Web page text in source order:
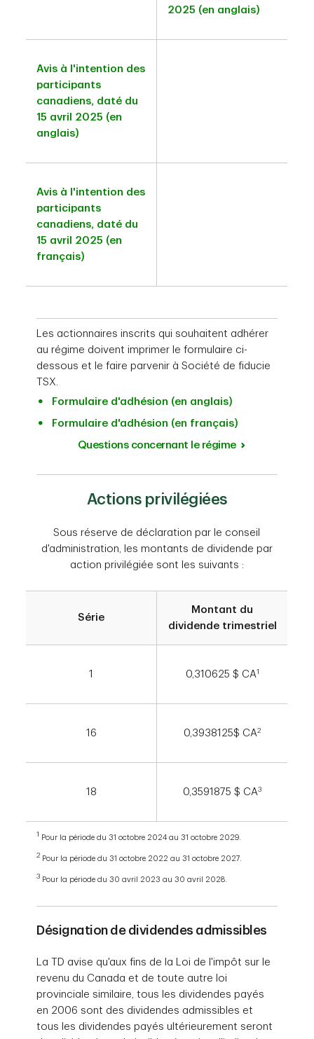
2025 (en anglais)
Avis à l'intention des
participants
canadiens, daté du
15 avril 2025 (en
anglais)
Avis à l'intention des
participants
canadiens, daté du
15 avril 2025 (en
français)
Les actionnaires inscrits qui souhaitent adhérer
au régime doivent imprimer le formulaire ci-
dessous et le faire parvenir à Société de fiducie
TSX.
Formulaire d'adhésion (en anglais)
Formulaire d'adhésion (en français)
Questions concernant le régime
Actions privilégiées
Sous réserve de déclaration par le conseil
d'administration, les montants de dividende par
action privilégiée sont les suivants :
Série
Montant du
dividende trimestriel
1 0,310625 $ CA1
16 0,3938125$ CA2
18 0,3591875 $ CA3
1 Pour la période du 31 octobre 2024 au 31 octobre 2029.
2 Pour la période du 31 octobre 2022 au 31 octobre 2027.
3 Pour la période du 30 avril 2023 au 30 avril 2028.
Désignation de dividendes admissibles
La TD avise qu'aux fins de la Loi de l'impôt sur le
revenu du Canada et de toute autre loi
provinciale similaire, tous les dividendes payés
en 2006 sont des dividendes admissibles et
tous les dividendes payés ultérieurement seront